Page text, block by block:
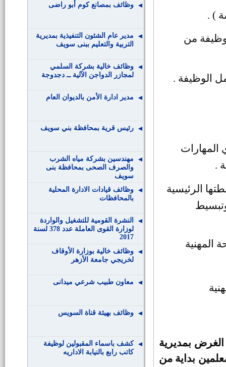
) .
في وظيفة من
الوظيفة .
المهارات
.
الرئيسية
المهنية
الغرض بمديرية
بداية من
وظائف بمصانع كوم أبو راضى
مدير عام الشئون التنفيذية بمديرية
التربية والتعليم ببنى سويف
وظائف خالية بشركة السلمي
لمجازر الدواجن الآلية ــ دجدوجة
مدير ادارة الأمن بالديوان العام
رئيس قرية بمحافظة بني سويف
مهندسين بشركة مياه الشرب
والصرف الصحى بمحافظة بنى
سويف
وظائف قيادات الادارة المحلية
بالمحافظات
النشرة القومية للتشغيل والواردة
لوزارة القوى العاملة عدد 378 لسنة
2017
وظائف خالية بوزارة الأوقاف
لخريجي جامعة الأزهر
معاون طبيب شرعي ميدانى
وظائف بهيئة قناة السويس
كشف باسماء المقبولين لوظيفة
كاتب رابع بالنيابة الاداريه